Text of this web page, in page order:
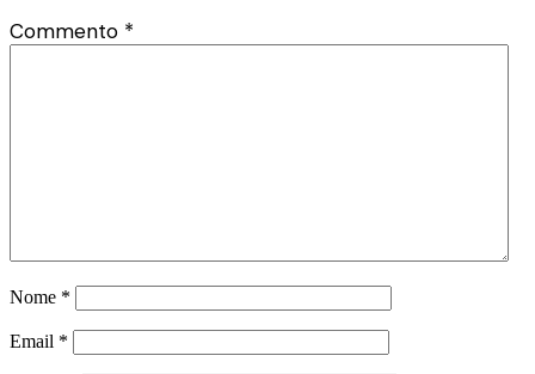
Commento *
Nome *
Email *